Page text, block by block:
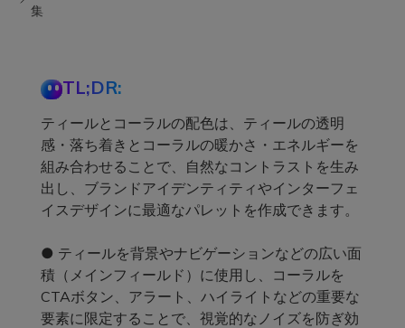
集
TL;DR:
ティールとコーラルの配色は、ティールの透明
感・落ち着きとコーラルの暖かさ・エネルギーを
組み合わせることで、自然なコントラストを生み
出し、ブランドアイデンティティやインターフェ
イスデザインに最適なパレットを作成できます。
● ティールを背景やナビゲーションなどの広い面
積（メインフィールド）に使用し、コーラルを
CTAボタン、アラート、ハイライトなどの重要な
要素に限定することで、視覚的なノイズを防ぎ効